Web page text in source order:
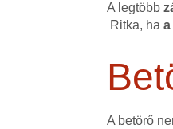
A legtöbb
Ritka, ha
A betörő